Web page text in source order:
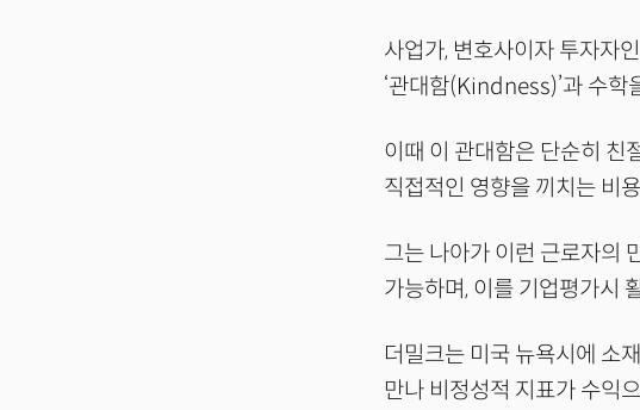
사업가, 변호사이자 투자자
‘관대함(Kindness)’과 수학
이때 이 관대함은 단순히 친
직접적인 영향을 끼치는 비
그는 나아가 이런 근로자의
가능하며, 이를 기업평가시
더밀크는 미국 뉴욕시에 소
만나 비정성적 지표가 수익